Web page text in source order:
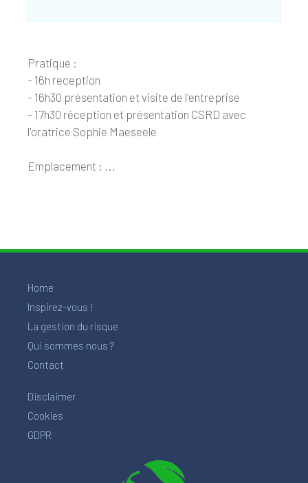
Pratique :
- 16h reception
- 16h30 présentation et visite de l'entreprise
- 17h30 réception et présentation CSRD avec
l'oratrice Sophie Maeseele
Emplacement : ...
Home
Inspirez-vous !
La gestion du risque
Qui sommes nous ?
Contact
Disclaimer
Cookies
GDPR